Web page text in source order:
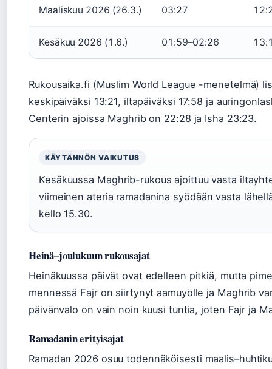
Maaliskuu 2026 (26.3.) 03:27
Kesäkuu 2026 (1.6.) 01:59–02:26
Rukousaika.fi (Muslim World League -menetelmä)
keskipäiväksi 13:21, iltapäiväksi 17:58 ja
Centerin ajoissa Maghrib on 22:28 ja Isha 23:23.
KÄYTÄNNÖN VAIKUTUS
Kesäkuussa Maghrib-rukous ajoittuu vasta
viimeinen ateria ramadanina syödään vasta
kello 15.30.
Heinä–joulukuun rukousajat
Heinäkuussa päivät ovat edelleen pitkiä, mutta
mennessä Fajr on siirtynyt aamuyölle ja Maghrib
päivänvalo on vain noin kuusi tuntia, joten Fajr ja
Ramadanin erityisajat
Ramadan 2026 osuu todennäköisesti